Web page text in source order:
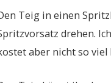
Teig in einen
drehen.
aber nicht so